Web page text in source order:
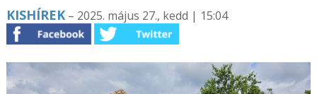
KISHÍREK– 2025. május 27., kedd | 15:04